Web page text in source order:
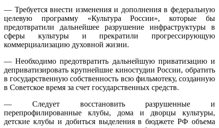
— Требуется внести изменения и дополнения в федеральную
целевую программу «КультураРоссии», которые бы
предотвратили дальнейшее разрушение инфраструктуры в
сферы культуры и прекратили прогрессирующую
коммерциализацию духовной жизни.
— Необходимо предотвратить дальнейшую приватизацию и
деприватизировать крупнейшие киностудии России, обратить
в государственную собственность всю фильмотеку, созданную
в Советское время за счет государственных средств.
— Следует восстановить разрушенные и
перепрофилированные клубы, дома и дворцы культуры,
детские клубы и добиться выделения в бюджете РФ объема